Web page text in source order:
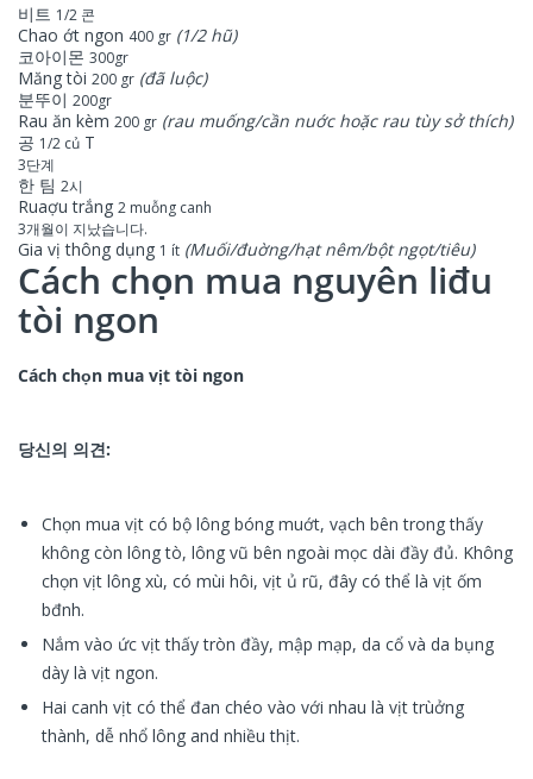
비트 1/2 콘
Chao ớt ngon 400 gr (1/2 hũ)
코아이몬 300gr
Măng tòi 200 gr (đã luộc)
분뚜이 200gr
Rau ăn kèm 200 gr (rau muống/cần nuớc hoặc rau tùy sở thích)
공 1/2 củ T
3단계
한 팀 2시
Ruaợu trắng 2 muỗng canh
3개월이 지났습니다.
Gia vị thông dụng 1 ít (Muối/đuờng/hạt nêm/bột ngọt/tiêu)
Cách chọn mua nguyên liđu
tòi ngon
Cách chọn mua vịt tòi ngon
당신의 의견:
Chọn mua vịt có bộ lông bóng muớt, vạch bên trong thấy
không còn lông tò, lông vũ bên ngoài mọc dài đầy đủ. Không
chọn vịt lông xù, có mùi hôi, vịt ủ rũ, đây có thể là vịt ốm
bđnh.
Nắm vào ức vịt thấy tròn đầy, mập mạp, da cổ và da bụng
dày là vịt ngon.
Hai canh vịt có thể đan chéo vào với nhau là vịt trùởng
thành, dễ nhổ lông and nhiều thịt.